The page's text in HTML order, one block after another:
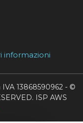
informazioni
13868590962 - ©
ISP AWS